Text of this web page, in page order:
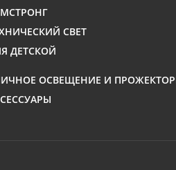
СВЕТ
ДЕТСКОЙ
ОСВЕЩЕНИЕ И